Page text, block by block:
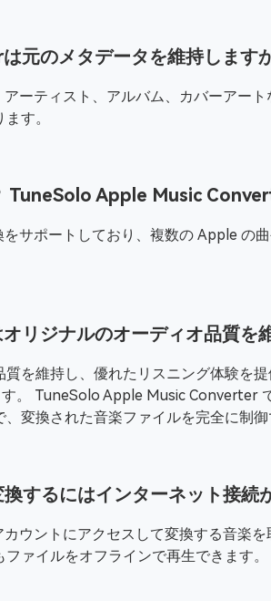
元のメタデータを維持します
ーティスト、アルバム、カバーアー
す。
TuneSolo Apple Music
サポートしており、複数の Apple の
ジナルのオーディオ品質を
を維持し、優れたリスニング体験を
TuneSolo Apple Music Converter
変換された音楽ファイルを完全に制御
するにはインターネット接続
ウントにアクセスして変換する音楽
ァイルをオフラインで再生できます。